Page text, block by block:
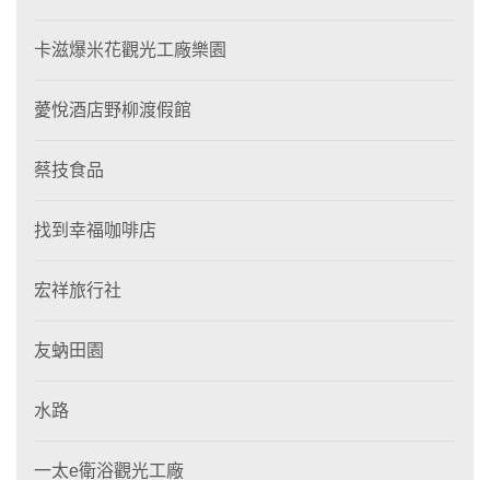
卡滋爆米花觀光工廠樂園
薆悅酒店野柳渡假館
蔡技食品
找到幸福咖啡店
宏祥旅行社
友蚋田園
水路
一太e衛浴觀光工廠